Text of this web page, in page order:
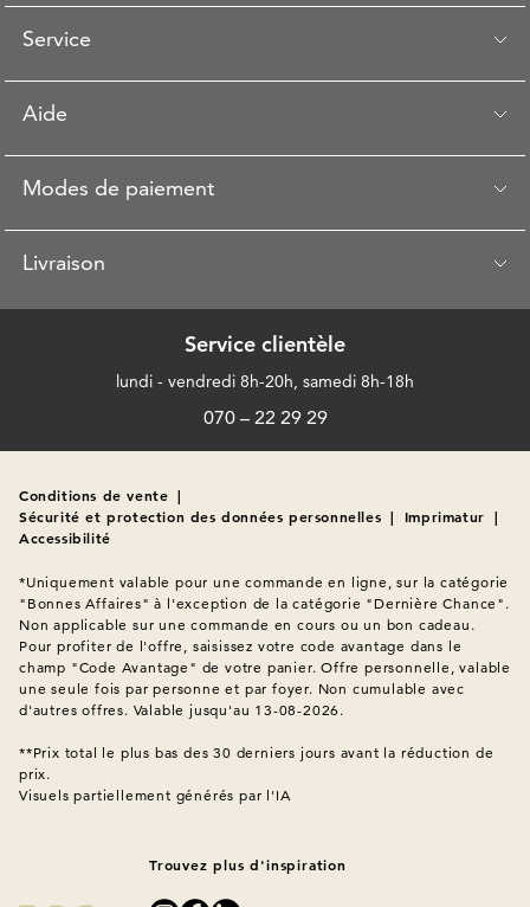
Service
Aide
Modes de paiement
Livraison
Service clientèle
lundi - vendredi 8h-20h, samedi 8h-18h
070 – 22 29 29
Conditions de vente |
Sécurité et protection des données personnelles | Imprimatur |
Accessibilité
*Uniquement valable pour une commande en ligne, sur la catégorie
"Bonnes Affaires" à l'exception de la catégorie "Dernière Chance".
Non applicable sur une commande en cours ou un bon cadeau.
Pour profiter de l'offre, saisissez votre code avantage dans le
champ "Code Avantage" de votre panier. Offre personnelle, valable
une seule fois par personne et par foyer. Non cumulable avec
d'autres offres. Valable jusqu'au 13-08-2026.
**Prix total le plus bas des 30 derniers jours avant la réduction de
prix.
Visuels partiellement générés par l'IA
Trouvez plus d'inspiration